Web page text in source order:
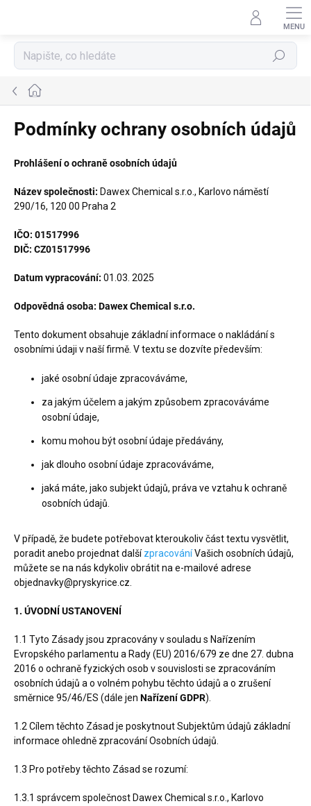
Hledat
Domů
Podmínky ochrany osobních údajů
Prohlášení o ochraně osobních údajů
Název společnosti: Dawex Chemical s.r.o., Karlovo náměstí
290/16, 120 00 Praha 2
IČO: 01517996
DIČ: CZ01517996
Datum vypracování: 01.03. 2025
Odpovědná osoba: Dawex Chemical s.r.o.
Tento dokument obsahuje základní informace o nakládání s
osobními údaji v naší firmě. V textu se dozvíte především:
jaké osobní údaje zpracováváme,
za jakým účelem a jakým způsobem zpracováváme
osobní údaje,
komu mohou být osobní údaje předávány,
jak dlouho osobní údaje zpracováváme,
jaká máte, jako subjekt údajů, práva ve vztahu k ochraně
osobních údajů.
V případě, že budete potřebovat kteroukoliv část textu vysvětlit,
poradit anebo projednat další zpracováníVašich osobních údajů,
můžete se na nás kdykoliv obrátit na e-mailové adrese
objednavky@pryskyrice.cz.
1. ÚVODNÍ USTANOVENÍ
1.1 Tyto Zásady jsou zpracovány v souladu s Nařízením
Evropského parlamentu a Rady (EU) 2016/679 ze dne 27. dubna
2016 o ochraně fyzických osob v souvislosti se zpracováním
osobních údajů a o volném pohybu těchto údajů a o zrušení
směrnice 95/46/ES (dále jen Nařízení GDPR).
1.2 Cílem těchto Zásad je poskytnout Subjektům údajů základní
informace ohledně zpracování Osobních údajů.
1.3 Pro potřeby těchto Zásad se rozumí:
1.3.1 správcem společnost Dawex Chemical s.r.o., Karlovo